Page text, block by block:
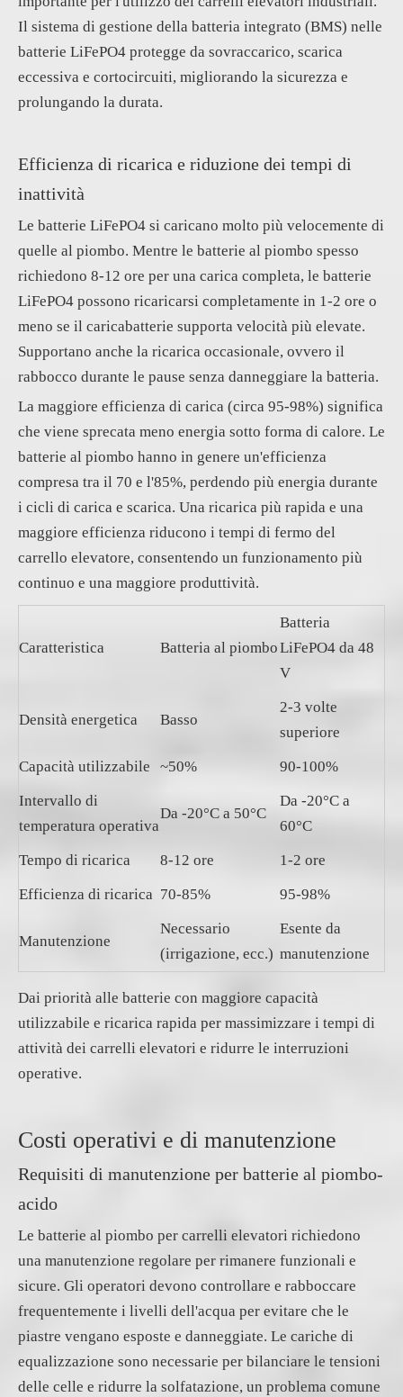
Il sistema di gestione della batteria integrato (BMS) nelle
batterie LiFePO4 protegge da sovraccarico, scarica
eccessiva e cortocircuiti, migliorando la sicurezza e
prolungando la durata.
Efficienza di ricarica e riduzione dei tempi di
inattività
Le batterie LiFePO4 si caricano molto più velocemente di
quelle al piombo. Mentre le batterie al piombo spesso
richiedono 8-12 ore per una carica completa, le batterie
LiFePO4 possono ricaricarsi completamente in 1-2 ore o
meno se il caricabatterie supporta velocità più elevate.
Supportano anche la ricarica occasionale, ovvero il
rabbocco durante le pause senza danneggiare la batteria.
La maggiore efficienza di carica (circa 95-98%) significa
che viene sprecata meno energia sotto forma di calore. Le
batterie al piombo hanno in genere un'efficienza
compresa tra il 70 e l'85%, perdendo più energia durante
i cicli di carica e scarica. Una ricarica più rapida e una
maggiore efficienza riducono i tempi di fermo del
carrello elevatore, consentendo un funzionamento più
continuo e una maggiore produttività.
Caratteristica Batteria al piombo
Batteria
LiFePO4 da 48
V
Densità energetica Basso
2-3 volte
superiore
Capacità utilizzabile
~50%
90-100%
Intervallo di
temperatura operativa
Da -20°C a 50°C
Da -20°C a
60°C
Tempo di ricarica
8-12 ore
1-2 ore
Efficienza di ricarica 70-85% 95-98%
Manutenzione
Necessario
(irrigazione, ecc.)
Esente da
manutenzione
Dai priorità alle batterie con maggiore capacità
utilizzabile e ricarica rapida per massimizzare i tempi di
attività dei carrelli elevatori e ridurre le interruzioni
operative.
Costi operativi e di manutenzione
Requisiti di manutenzione per batterie al piombo-
acido
Le batterie al piombo per carrelli elevatori richiedono
una manutenzione regolare per rimanere funzionali e
sicure. Gli operatori devono controllare e rabboccare
frequentemente i livelli dell'acqua per evitare che le
piastre vengano esposte e danneggiate. Le cariche di
equalizzazione sono necessarie per bilanciare le tensioni
delle celle e ridurre la solfatazione, un problema comune